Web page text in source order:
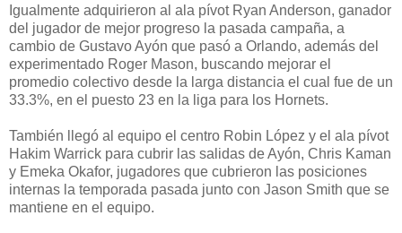
Igualmente adquirieron al ala pívot Ryan Anderson, ganador
del jugador de mejor progreso la pasada campaña, a
cambio de Gustavo Ayón que pasó a Orlando, además del
experimentado Roger Mason, buscando mejorar el
promedio colectivo desde la larga distancia el cual fue de un
33.3%, en el puesto 23 en la liga para los Hornets.
También llegó al equipo el centro Robin López y el ala pívot
Hakim Warrick para cubrir las salidas de Ayón, Chris Kaman
y Emeka Okafor, jugadores que cubrieron las posiciones
internas la temporada pasada junto con Jason Smith que se
mantiene en el equipo.